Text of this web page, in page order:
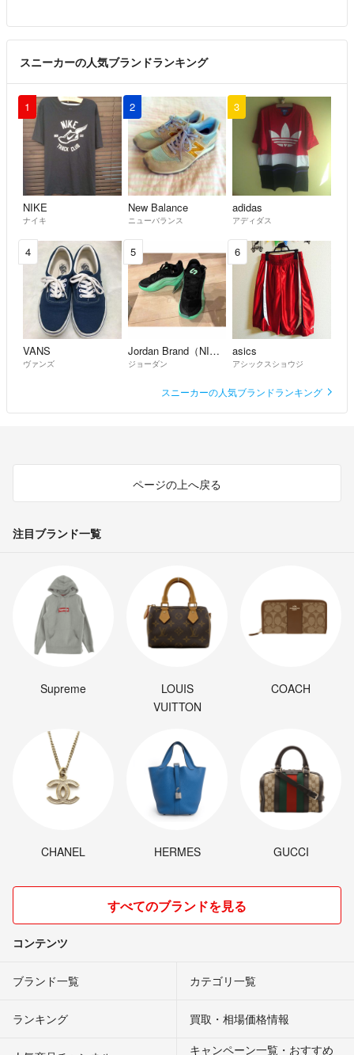
スニーカーの人気ブランドランキング
1
NIKE
ナイキ
2
New Balance
ニューバランス
3
adidas
アディダス
4
VANS
ヴァンズ
5
Jordan Brand（NIKE）
ジョーダン
6
asics
アシックスショウジ
スニーカーの人気ブランドランキング
ページの上へ戻る
注目ブランド一覧
Supreme
LOUIS
VUITTON
COACH
CHANEL HERMES GUCCI
すべてのブランドを見る
コンテンツ
ブランド一覧 カテゴリ一覧
ランキング 買取・相場価格情報
キャンペーン一覧・おすすめ